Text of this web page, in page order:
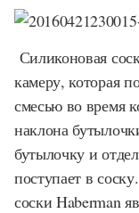
Силиконовая
камеру, которая
смесью во время
наклона
бутылочку и
поступает в
соски Haberman